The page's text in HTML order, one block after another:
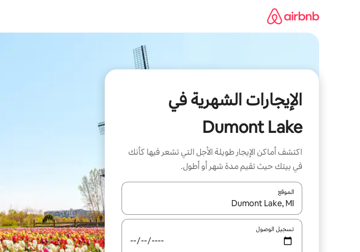
الإيجارات الشهرية في
Dumont Lake
اكتشف أماكن الإيجار طويلة الأجل التي تشعر فيها كأنك
في بيتك حيث تقيم مدة شهر أو أطول.
الموقع
عند توفر النتائج، انتقل باستخدام السهمين لأعلى ولأسفل أو استكشف عن طريق اللمس أو السحب.
تسجيل الوصول